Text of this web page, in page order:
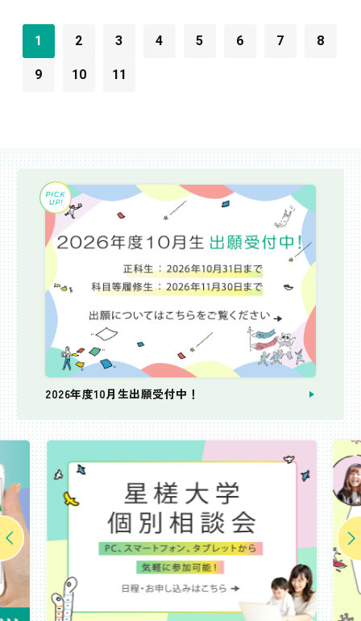
1 2 3 4 5 6 7 8
9 10 11
2026年度10月生出願受付中！